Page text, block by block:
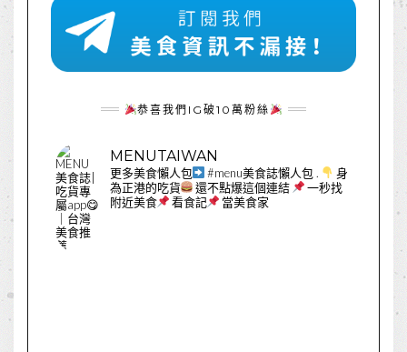
恭喜我們IG破10萬粉絲
MENUTAIWAN
更多美食懶人包 #menu美食誌懶人包 .
身
為正港的吃貨
還不點爆這個連結
一秒找
附近美食
看食記 當美食家